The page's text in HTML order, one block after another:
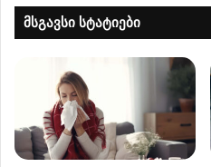
მსგავსი სტატიები